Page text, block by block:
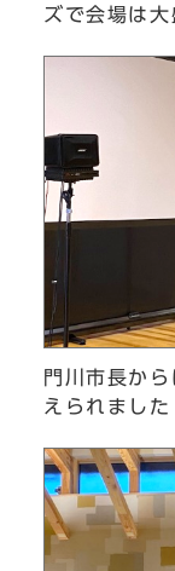
ズで会場は大
門川市長か
えられました